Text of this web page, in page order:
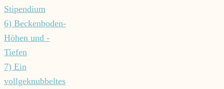
Stipendium
6) Beckenboden-
Höhen und -
Tiefen
7) Ein
vollgeknubbeltes